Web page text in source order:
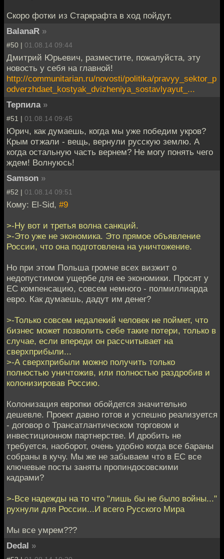
Скоро фотки из Старкрафта в ход пойдут.
BalanaR »
#50 | 01.08.14 09:44
Дмитрий Юрьевич, разместите, пожалуйста, эту
новость у себя на главной!
http://communitarian.ru/novosti/politika/pravyy_sektor_p
odverzhdaet_kostyak_dvizheniya_sostavlyayut_...
Терпила »
#51 | 01.08.14 09:45
Юрич, как думаешь, когда мы уже победим укров?
Крым отжали - вещь, вернули русскую землю. А
когда остальную часть вернем? Не могу понять чего
ждем! Волнуюсь!
Samson »
#52 | 01.08.14 09:51
Кому: El-Sid, #9
>-Ну вот и третья волна санкций.
>-Это уже не экономика. Это прямое объявление
России, что она подготовлена на уничтожение.
Но при этом Польша громче всех визжит о
недопустимом ущербе для ее экономики. Просят у
ЕС компенсацию, совсем немного - полмиллиарда
евро. Как думаешь, дадут им денег?
>-Только совсем недалекий человек не поймет, что
бизнес может позволить себе такие потери, только в
случае, если впереди он рассчитывает на
сверхприбыли...
>-А сверхприбыли можно получить только
полностью уничтожив, или полностью раздробив и
колонизировав Россию.
Колонизация европки обойдется значительно
дешевле. Проект давно готов и успешно реализуется
- договор о Трансатлантическом торговом и
инвестиционном партнерстве. И дробить не
требуется, наоборот, очень удобно когда все бараны
собраны в кучу. Мы же не забываем что в ЕС все
ключевые посты заняты пропиндосовскими
кадрами?
>-Все надежды на то что "лишь бы не было войны..."
рухнули для России...И всего Русского Мира
Мы все умрем???
Dedal »